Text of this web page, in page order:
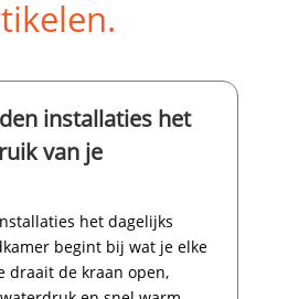
installaties het
van je
het dagelijks
begint bij wat je elke
draait de kraan open,